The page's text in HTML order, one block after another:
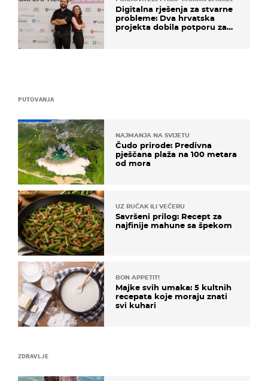
ZDRAVLJE
PUTOVANJA
NAJMANJA NA SVIJETU
Čudo prirode: Predivna
pješčana plaža na 100 metara
od mora
UZ RUČAK ILI VEČERU
Savršeni prilog: Recept za
najfinije mahune sa špekom
BON APPETIT!
Majke svih umaka: 5 kultnih
recepata koje moraju znati
svi kuhari
Digitalna rješenja za stvarne
probleme: Dva hrvatska
projekta dobila potporu za